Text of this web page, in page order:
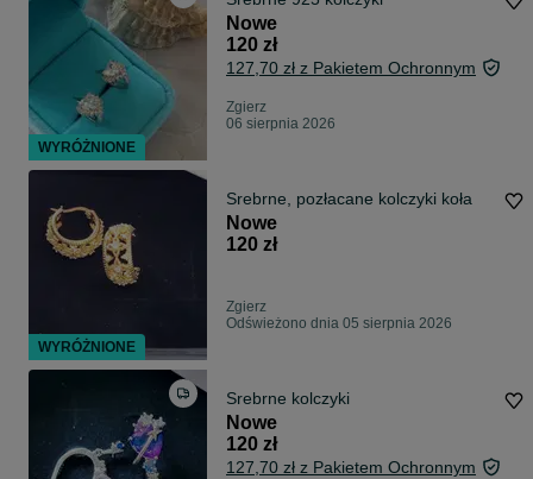
Nowe
120 zł
127,70 zł z Pakietem Ochronnym
Zgierz
06 sierpnia 2026
Srebrne, pozłacane kolczyki koła
Nowe
120 zł
Zgierz
Odświeżono dnia 05 sierpnia 2026
Srebrne kolczyki
Nowe
120 zł
127,70 zł z Pakietem Ochronnym
WYRÓŻNIONE
WYRÓŻNIONE